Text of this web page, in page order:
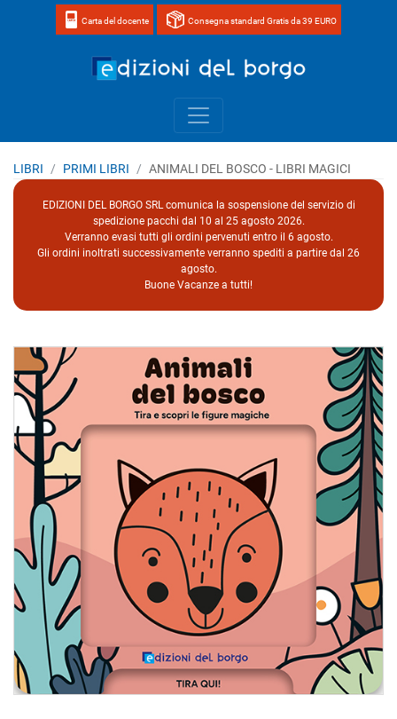
Carta del docente Consegna standard Gratis da 39 EURO
LIBRI PRIMI LIBRI ANIMALI DEL BOSCO - LIBRI MAGICI
EDIZIONI DEL BORGO SRL comunica la sospensione del servizio di
spedizione pacchi dal 10 al 25 agosto 2026.
Verranno evasi tutti gli ordini pervenuti entro il 6 agosto.
Gli ordini inoltrati successivamente verranno spediti a partire dal 26
agosto.
Buone Vacanze a tutti!